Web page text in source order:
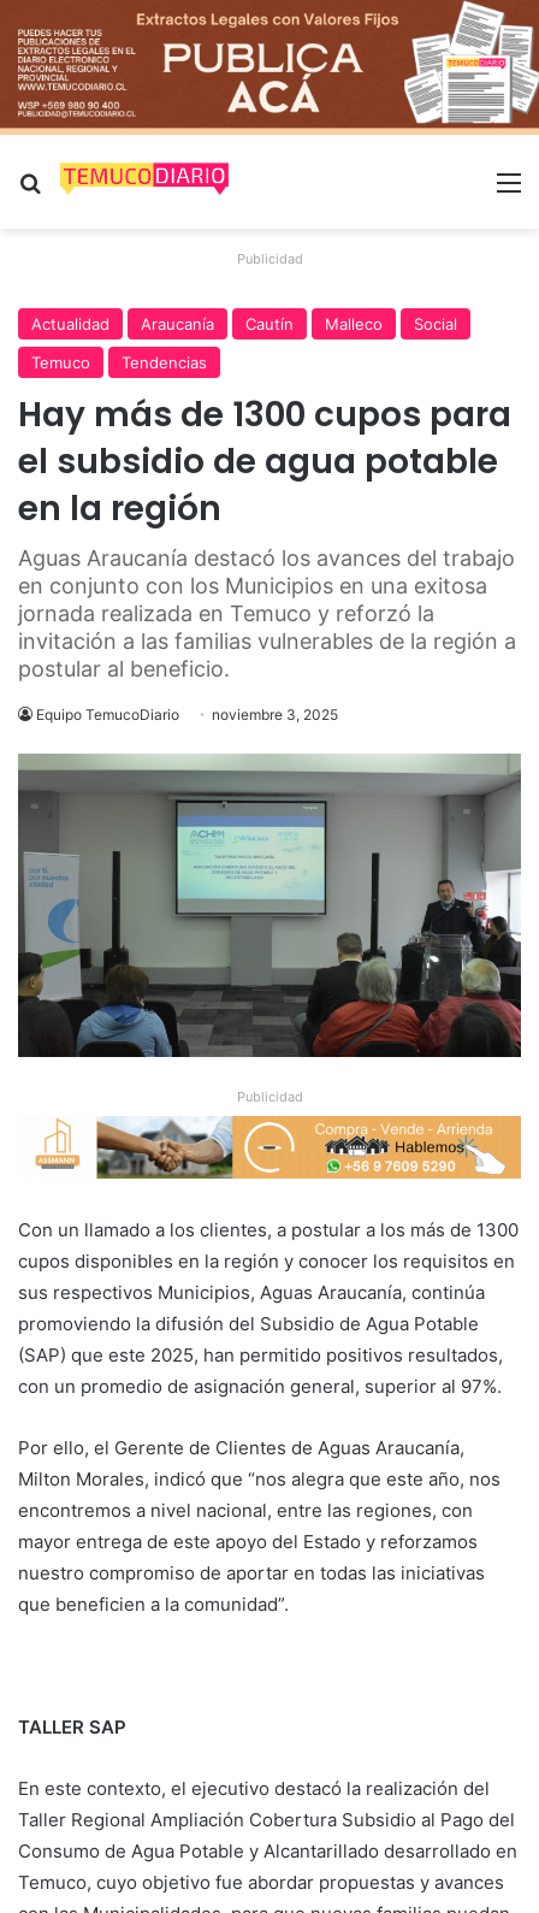
Buscar por
Publicidad
Actualidad Araucanía Cautín Malleco
Social
Temuco
Tendencias
Hay más de 1300 cupos para
el subsidio de agua potable
en la región
Aguas Araucanía destacó los avances del trabajo
en conjunto con los Municipios en una exitosa
jornada realizada en Temuco y reforzó la
invitación a las familias vulnerables de la región a
postular al beneficio.
Equipo TemucoDiario noviembre 3, 2025
Publicidad
Con un llamado a los clientes, a postular a los más de 1300
cupos disponibles en la región y conocer los requisitos en
sus respectivos Municipios, Aguas Araucanía, continúa
promoviendo la difusión del Subsidio de Agua Potable
(SAP) que este 2025, han permitido positivos resultados,
con un promedio de asignación general, superior al 97%.
Por ello, el Gerente de Clientes de Aguas Araucanía,
Milton Morales, indicó que “nos alegra que este año, nos
encontremos a nivel nacional, entre las regiones, con
mayor entrega de este apoyo del Estado y reforzamos
nuestro compromiso de aportar en todas las iniciativas
que beneficien a la comunidad”.
TALLER SAP
En este contexto, el ejecutivo destacó la realización del
Taller Regional Ampliación Cobertura Subsidio al Pago del
Consumo de Agua Potable y Alcantarillado desarrollado en
Temuco, cuyo objetivo fue abordar propuestas y avances